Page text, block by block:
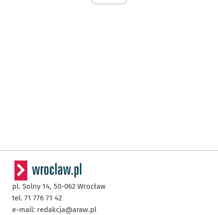
pl. Solny 14, 50-062 Wrocław
tel. 71 776 71 42
e-mail: redakcja@araw.pl